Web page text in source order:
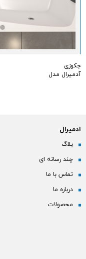
جکوزی
آدمیرال مدل
ادمیرال
بلاگ
چند رسانه ای
تماس با ما
درباره ما
محصولات